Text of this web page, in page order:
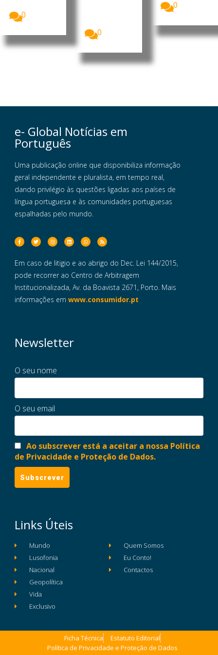
0
0
0
e- Global Notícias em
Português
Uma publicação online que disponibiliza informação
geral independente e pluralista, em tempo real,
dando privilégio às questões ligadas aos países de
língua portuguesa e às comunidades portuguesas
espalhadas pelo mundo.
Em caso de litigio e ao abrigo do Dec. Lei 144/2015,
pode recorrer ao Centro de Arbitragem
Institucionalizada, Av. da Boavista 2671, Porto. Mais
informações em www.consumidor.pt
Links Úteis
Mundo
Lusofonia
Nacional
Geopolítica
Vida
Exclusivo
Quem Somos
Eu Conto!
Contactos
Newsletter
O seu nome
O seu email
Ao subscrever está a aceitar a nossa Política
de Privacidade e Proteção de Dados.
Ficha Técnica
Estatuto Editorial
Política de Privacidade e Proteção de Dados